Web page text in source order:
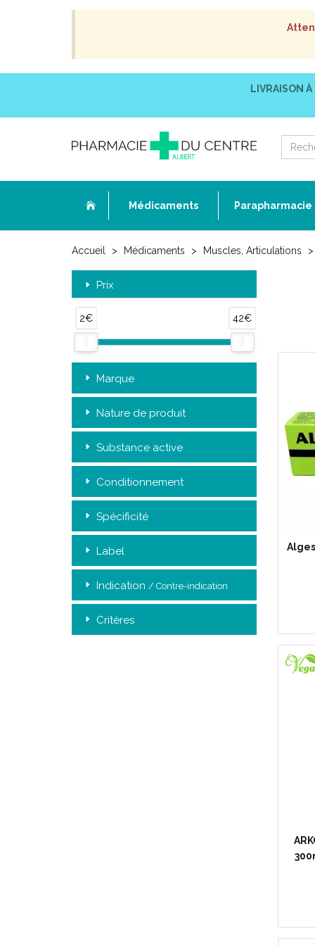
LIVRAISON À
Médicaments Parapharmacie
Accueil Médicaments Muscles, Articulations
Prix
2€ 42€
Marque
Nature de produit
Substance active
Conditionnement
Spécificité
Label
Indication / Contre-indication
Critères